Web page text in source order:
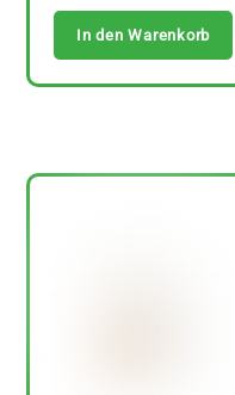
In den Warenkorb